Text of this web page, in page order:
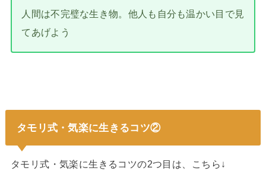
人間は不完璧な生き物。他人も自分も温かい目で見
てあげよう
タモリ式・気楽に生きるコツ②
タモリ式・気楽に生きるコツの2つ目は、こちら↓